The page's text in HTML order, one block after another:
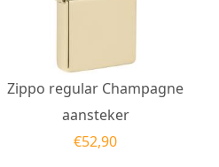
Zippo regular Champagne
aansteker
€52,90